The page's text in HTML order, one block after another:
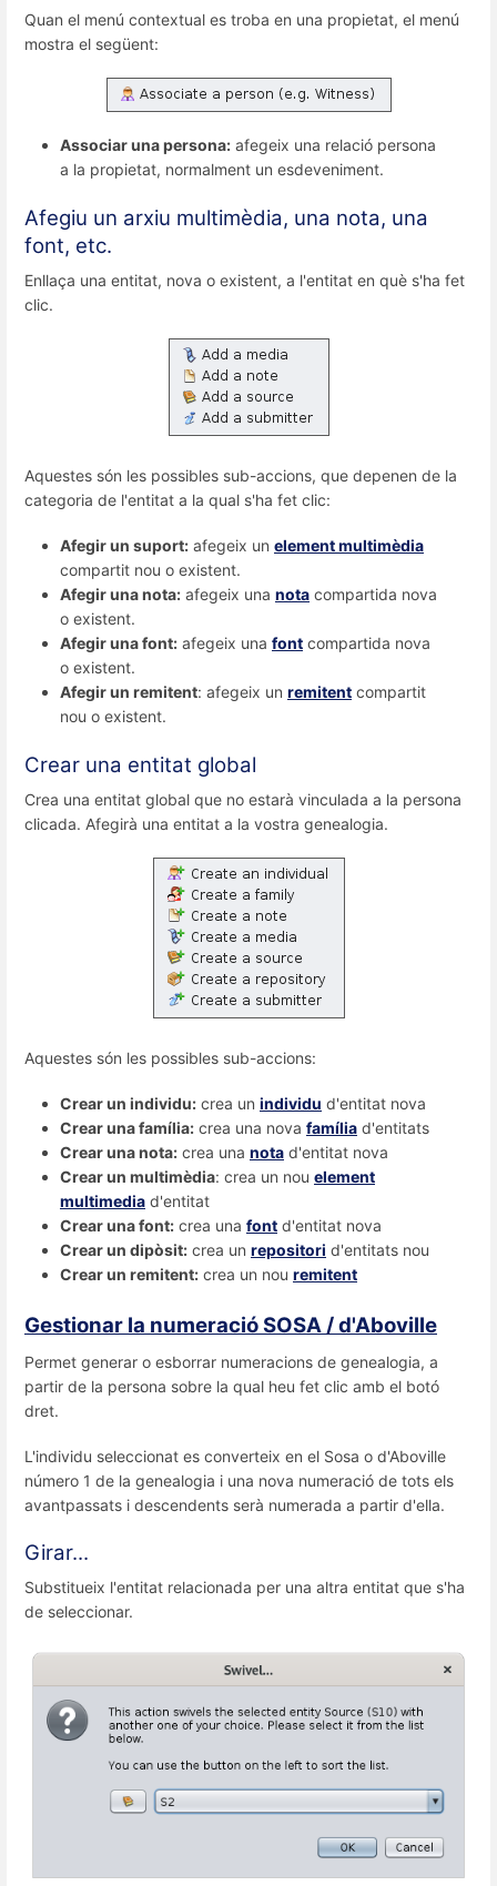
Quan el menú contextual es troba en una propietat, el menú
mostra el següent:
Associar una persona: afegeix una relació persona
a la propietat, normalment un esdeveniment.
Afegiu un arxiu multimèdia, una nota, una
font, etc.
Enllaça una entitat, nova o existent, a l'entitat en què s'ha fet
clic.
Aquestes són les possibles sub-accions, que depenen de la
categoria de l'entitat a la qual s'ha fet clic:
Afegir un suport: afegeix un element multimèdia
compartit nou o existent.
Afegir una nota: afegeix una nota compartida nova
o existent.
Afegir una font: afegeix una font compartida nova
o existent.
Afegir un remitent: afegeix un remitent compartit
nou o existent.
Crear una entitat global
Crea una entitat global que no estarà vinculada a la persona
clicada. Afegirà una entitat a la vostra genealogia.
Aquestes són les possibles sub-accions:
Crear un individu: crea un individu d'entitat nova
Crear una família: crea una nova família d'entitats
Crear una nota: crea una nota d'entitat nova
Crear un multimèdia: crea un nou element
multimedia d'entitat
Crear una font: crea una font d'entitat nova
Crear un dipòsit: crea un repositori d'entitats nou
Crear un remitent: crea un nou remitent
Gestionar la numeració SOSA / d'Aboville
Permet generar o esborrar numeracions de genealogia, a
partir de la persona sobre la qual heu fet clic amb el botó
dret.
L'individu seleccionat es converteix en el Sosa o d'Aboville
número 1 de la genealogia i una nova numeració de tots els
avantpassats i descendents serà numerada a partir d'ella.
Girar...
Substitueix l'entitat relacionada per una altra entitat que s'ha
de seleccionar.